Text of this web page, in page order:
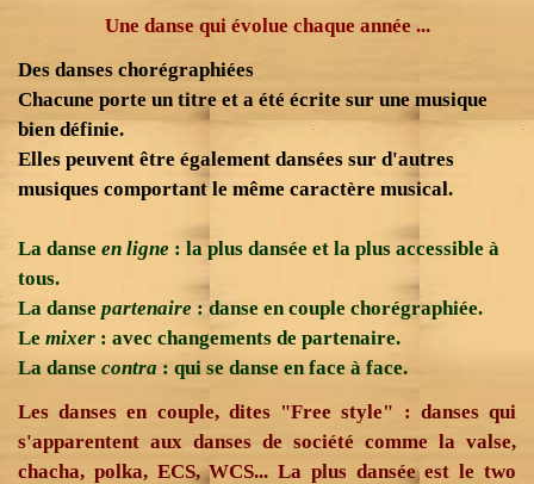
Une danse qui évolue chaque année ...
Des danses chorégraphiées
Chacune porte un titre et a été écrite sur une musique
bien définie.
Elles peuvent être également dansées sur d'autres
musiques comportant le même caractère musical.
La danse en ligne : la plus dansée et la plus accessible à
tous.
La danse partenaire : danse en couple chorégraphiée.
Le mixer : avec changements de partenaire.
La danse contra : qui se danse en face à face.
Les danses en couple, dites "Free style" : danses qui
s'apparentent aux danses de société comme la valse,
chacha, polka, ECS, WCS... La plus dansée est le two